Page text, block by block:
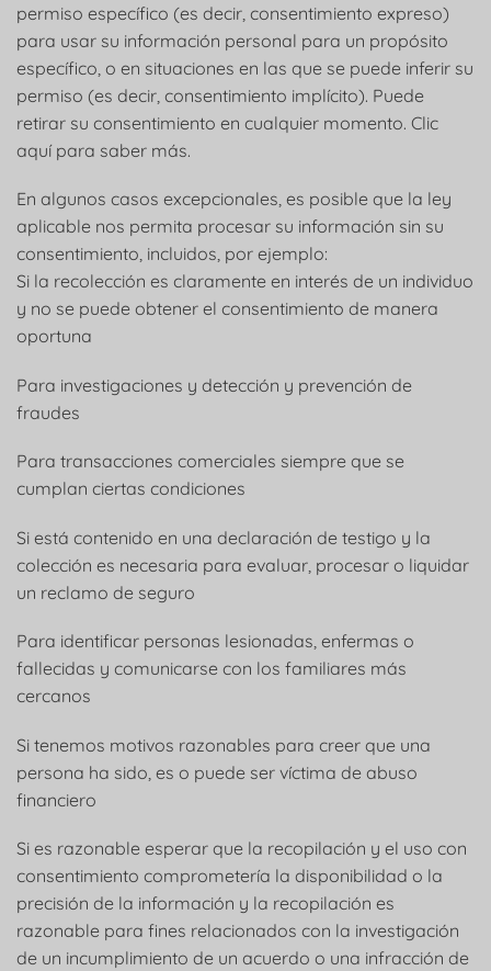
permiso específico (es decir, consentimiento expreso)
para usar su información personal para un propósito
específico, o en situaciones en las que se puede inferir su
permiso (es decir, consentimiento implícito). Puede
retirar su consentimiento en cualquier momento. Clic
aquí para saber más.
En algunos casos excepcionales, es posible que la ley
aplicable nos permita procesar su información sin su
consentimiento, incluidos, por ejemplo:
Si la recolección es claramente en interés de un individuo
y no se puede obtener el consentimiento de manera
oportuna
Para investigaciones y detección y prevención de
fraudes
Para transacciones comerciales siempre que se
cumplan ciertas condiciones
Si está contenido en una declaración de testigo y la
colección es necesaria para evaluar, procesar o liquidar
un reclamo de seguro
Para identificar personas lesionadas, enfermas o
fallecidas y comunicarse con los familiares más
cercanos
Si tenemos motivos razonables para creer que una
persona ha sido, es o puede ser víctima de abuso
financiero
Si es razonable esperar que la recopilación y el uso con
consentimiento comprometería la disponibilidad o la
precisión de la información y la recopilación es
razonable para fines relacionados con la investigación
de un incumplimiento de un acuerdo o una infracción de